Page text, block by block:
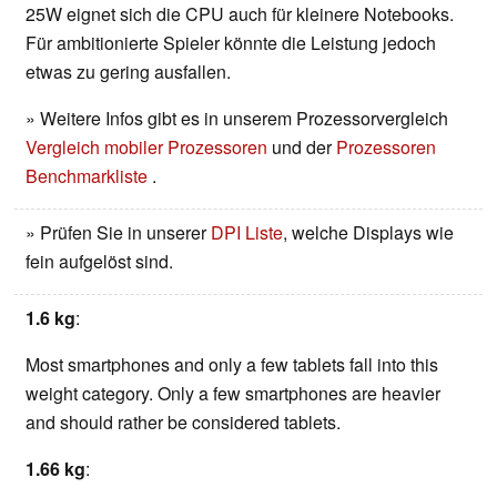
25W eignet sich die CPU auch für kleinere Notebooks.
Für ambitionierte Spieler könnte die Leistung jedoch
etwas zu gering ausfallen.
» Weitere Infos gibt es in unserem Prozessorvergleich
Vergleich mobiler Prozessoren und derProzessoren
Benchmarkliste .
» Prüfen Sie in unsererDPI Liste, welche Displays wie
fein aufgelöst sind.
1.6 kg:
Most smartphones and only a few tablets fall into this
weight category. Only a few smartphones are heavier
and should rather be considered tablets.
1.66 kg: